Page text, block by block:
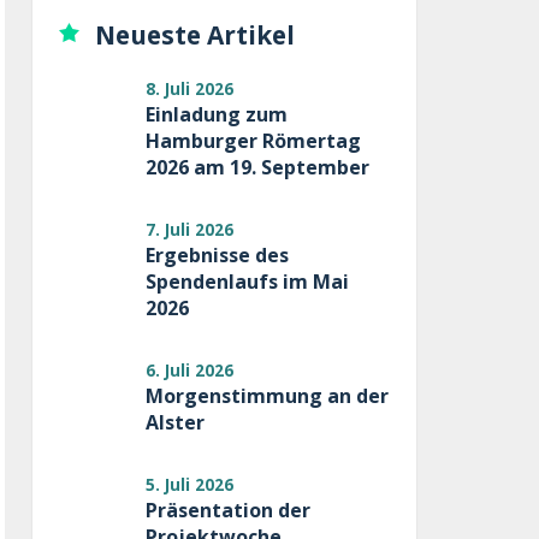
Neueste Artikel
8. Juli 2026
Einladung zum
Hamburger Römertag
2026 am 19. September
7. Juli 2026
Ergebnisse des
Spendenlaufs im Mai
2026
6. Juli 2026
Morgenstimmung an der
Alster
5. Juli 2026
Präsentation der